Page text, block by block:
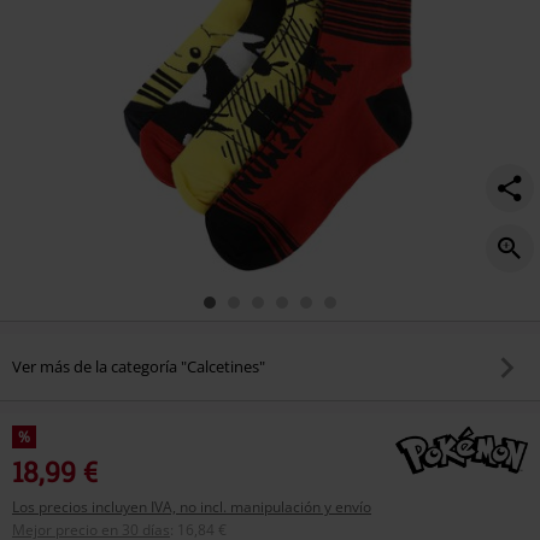
Ver más de la categoría "Calcetines"
%
18,99 €
Los precios incluyen IVA, no incl. manipulación y envío
Mejor precio en 30 días
16,84 €